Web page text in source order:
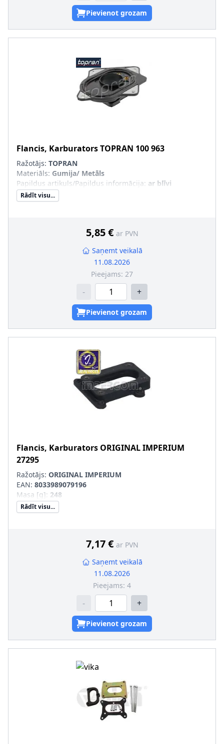
Pievienot grozam
Flancis, KarburatorsTOPRAN 100 963
Ražotājs: TOPRAN
Materiāls: Gumija/ Metāls
Papildus artikuls/Papildus informācija: ar blīvi
Rādīt visu...
5,85 € ar PVN
Saņemt veikalā
11.08.2026
Pieejams: 27
- +
Pievienot grozam
Flancis, Karburators ORIGINAL IMPERIUM
27295
Ražotājs: ORIGINAL IMPERIUM
EAN: 8033989079196
Masa [g]: 248
Rādīt visu...
7,17 € ar PVN
Saņemt veikalā
11.08.2026
Pieejams: 4
- +
Pievienot grozam